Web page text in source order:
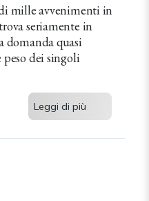
mille avvenimenti in
seriamente in
domanda quasi
peso dei singoli
Leggi di più